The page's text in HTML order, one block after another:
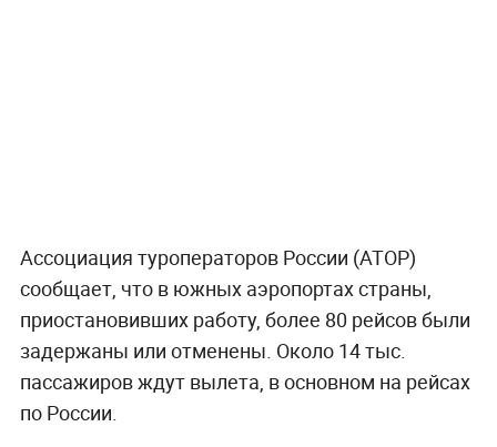
Ассоциация туроператоров России (АТОР)
сообщает, что в южных аэропортах страны,
приостановивших работу, более 80 рейсов были
задержаны или отменены. Около 14 тыс.
пассажиров ждут вылета, в основном на рейсах
по России.